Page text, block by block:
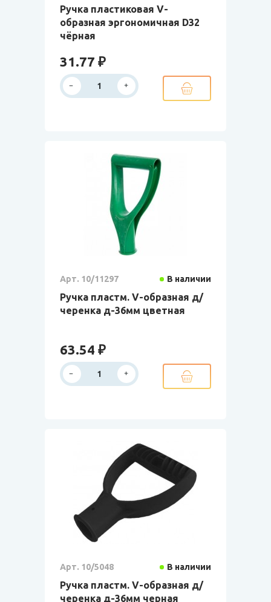
Ручка пластиковая V-
образная эргономичная D32
чёрная
31.77 ₽
Арт. 10/11297 В наличии
Ручка пластм. V-образная д/
черенка д-36мм цветная
63.54 ₽
Арт. 10/5048 В наличии
Ручка пластм. V-образная д/
черенка д-36мм черная